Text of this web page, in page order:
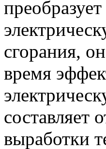
сгорания,
время
составляет
выработки